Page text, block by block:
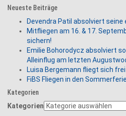
Neueste Beiträge
Devendra Patil absolviert seine
Mitfliegen am 16. & 17.
sichern!
Emilie Bohorodycz absolviert
Alleinflug am letzten
Luisa Bergemann fliegt sich frei
FiBS Fliegen in den
Kategorien
Kategorien